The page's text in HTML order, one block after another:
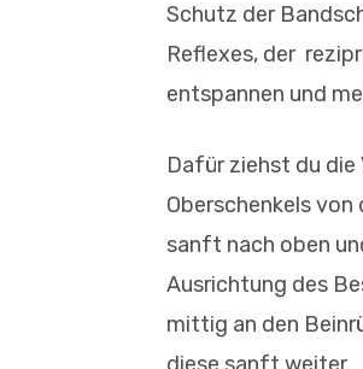
Schutz der
Reflexes, der
entspannen und
Dafür ziehst du
Oberschenkels von
sanft nach oben
Ausrichtung des
mittig an den